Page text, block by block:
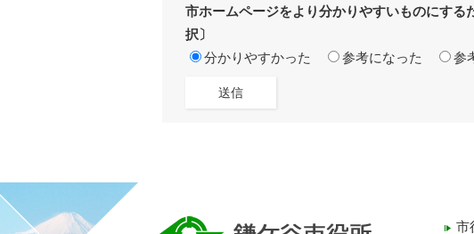
市ホームページをより分かりやすいものにす
択〕
分かりやすかった
参考になった 参
市